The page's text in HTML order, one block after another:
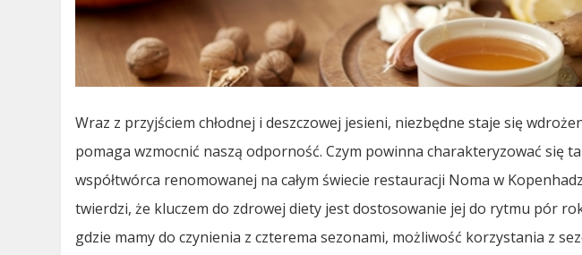
Wraz z przyjściem chłodnej i deszczowej jesieni, niezbędne staje się
pomaga wzmocnić naszą odporność. Czym powinna charakteryzować się
współtwórca renomowanej na całym świecie restauracji Noma w
twierdzi, że kluczem do zdrowej diety jest dostosowanie jej do rytmu pór
gdzie mamy do czynienia z czterema sezonami, możliwość korzystania z